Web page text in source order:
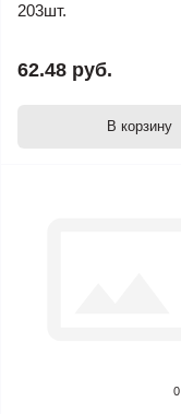
203шт.
62.48 руб.
В корзину
0